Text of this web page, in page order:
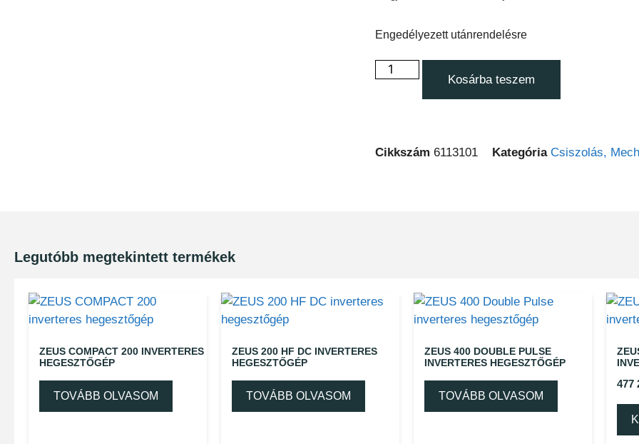
Engedélyezett utánrendelésre
Kosárba teszem
Cikkszám 6113101 Kategória Csiszolás,
Legutóbb megtekintett termékek
ZEUS COMPACT 200 INVERTERES
HEGESZTŐGÉP
TOVÁBB OLVASOM
ZEUS 200 HF DC INVERTERES
HEGESZTŐGÉP
TOVÁBB OLVASOM
ZEUS 400 DOUBLE PULSE
INVERTERES HEGESZTŐGÉP
TOVÁBB OLVASOM
477